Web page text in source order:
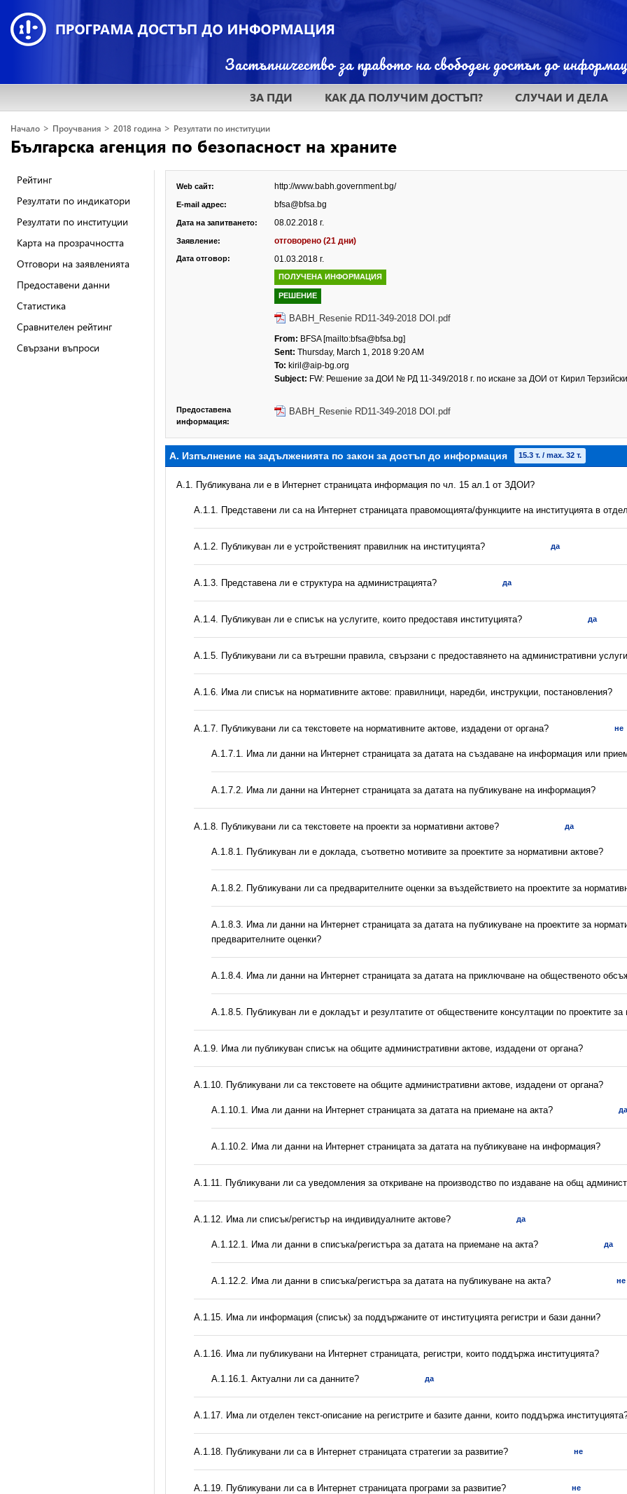
ЗА ПДИ КАК ДА ПОЛУЧИМ ДОСТЪП? СЛУЧАИ И ДЕЛА
Начало > Проучвания > 2018 година > Резултати по институции
Българска агенция по безопасност на храните
Рейтинг
Резултати по индикатори
Резултати по институции
Карта на прозрачността
Отговори на заявленията
Предоставени данни
Статистика
Сравнителен рейтинг
Свързани въпроси
Web сайт: http://www.babh.government.bg/
E-mail адрес: bfsa@bfsa.bg
Дата на запитването: 08.02.2018 г.
Заявление: отговорено (21 дни)
Дата отговор: 01.03.2018 г.
ПОЛУЧЕНА ИНФОРМАЦИЯ
РЕШЕНИЕ
BABH_Resenie RD11-349-2018 DOI.pdf
From: BFSA [mailto:bfsa@bfsa.bg]
Sent: Thursday, March 1, 2018 9:20 AM
To: kiril@aip-bg.org
Subject: FW: Решение за ДОИ № РД 11-349/2018 г. по искане за ДОИ от Кирил Терзийски
Предоставена
информация:
BABH_Resenie RD11-349-2018 DOI.pdf
А. Изпълнение на задълженията по закон за достъп до информация 15.3 т. / max. 32 т.
A.1. Публикувана ли е в Интернет страницата информация по чл. 15 ал.1 от ЗДОИ?
А.1.1. Представени ли са на Интернет страницата правомощията/функциите на институцията в
А.1.2. Публикуван ли е устройственият правилник на институцията? да
A.1.3. Представена ли е структура на администрацията? да
А.1.4. Публикуван ли е списък на услугите, които предоставя институцията? да
А.1.5. Публикувани ли са вътрешни правила, свързани с предоставянето на административни
А.1.6. Има ли списък на нормативните актове: правилници, наредби, инструкции, постановления?
А.1.7. Публикувани ли са текстовете на нормативните актове, издадени от органа? не
A.1.7.1. Има ли данни на Интернет страницата за датата на създаване на информация или
A.1.7.2. Има ли данни на Интернет страницата за датата на публикуване на информация?
А.1.8. Публикувани ли са текстовете на проекти за нормативни актове? да
А.1.8.1. Публикуван ли е доклада, съответно мотивите за проектите за нормативни актове?
А.1.8.2. Публикувани ли са предварителните оценки за въздействието на проектите за
A.1.8.3. Има ли данни на Интернет страницата за датата на публикуване на проектите за
предварителните оценки?
A.1.8.4. Има ли данни на Интернет страницата за датата на приключване на общественото
А.1.8.5. Публикуван ли е докладът и резултатите от обществените консултации по проектите за
А.1.9. Има ли публикуван списък на общите административни актове, издадени от органа?
А.1.10. Публикувани ли са текстовете на общите административни актове, издадени от органа?
A.1.10.1. Има ли данни на Интернет страницата за датата на приемане на акта? да
A.1.10.2. Има ли данни на Интернет страницата за датата на публикуване на информация?
А.1.11. Публикувани ли са уведомления за откриване на производство по издаване на общ
А.1.12. Има ли списък/регистър на индивидуалните актове? да
A.1.12.1. Има ли данни в списъка/регистъра за датата на приемане на акта? да
A.1.12.2. Има ли данни в списъка/регистъра за датата на публикуване на акта? не
А.1.15. Има ли информация (списък) за поддържаните от институцията регистри и бази данни?
А.1.16. Има ли публикувани на Интернет страницата, регистри, които поддържа институцията?
A.1.16.1. Актуални ли са данните? да
А.1.17. Има ли отделен текст-описание на регистрите и базите данни, които поддържа
А.1.18. Публикувани ли са в Интернет страницата стратегии за развитие? не
А.1.19. Публикувани ли са в Интернет страницата програми за развитие? не